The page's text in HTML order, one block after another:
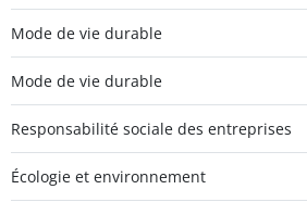
Mode de vie durable
Mode de vie durable
Responsabilité sociale des entreprises
Écologie et environnement